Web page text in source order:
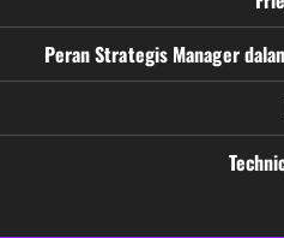
Peran Strategis Manager